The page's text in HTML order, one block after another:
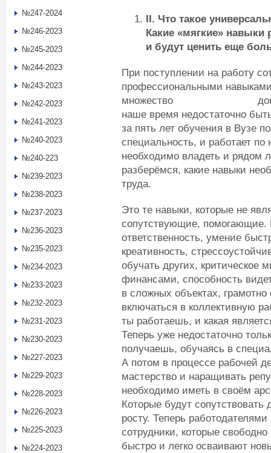
II. Что такое
Какие «мягкие» навыки
и будут ценить еще
При поступлении на работу
профессиональными
множество
наше время недостаточно
за пять лет обучения в Вузе
специальность, и работает
необходимо владеть и рядом
разберёмся, какие навыки
труда.
Это те навыки, которые не
сопутствующие, помогающие.
ответственность, умение
креативность,
обучать других,
финансами, способность
в сложных объектах,
включаться в коллективную
ты работаешь, и какая
Теперь уже недостаточно
получаешь, обучаясь в
А потом в процессе рабочей
мастерство и наращивать
необходимо иметь в своём
Которые будут
росту. Теперь
сотрудники, которые
быстро и легко осваивают
№247-2024
№246-2023
№245-2023
№244-2023
№243-2023
№242-2023
№241-2023
№240-2023
№240-223
№239-2023
№238-2023
№237-2023
№236-2023
№235-2023
№234-2023
№233-2023
№232-2023
№231-2023
№230-2023
№227-2023
№229-2023
№228-2023
№226-2023
№225-2023
№224-2023